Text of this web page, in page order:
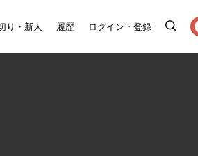
り・新人 履歴 ログイン・登録
検